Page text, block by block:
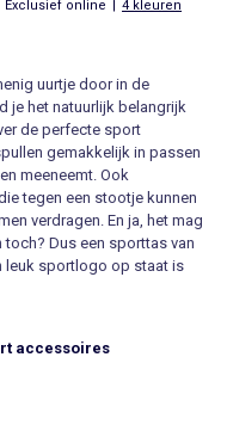
Exclusief online | 4 kleuren
uurtje door in de
je het natuurlijk belangrijk
de perfecte sport
gemakkelijk in passen
meeneemt. Ook
tegen een stootje kunnen
verdragen. En ja, het mag
Dus een sporttas van
leuk sportlogo op staat is
bestellen zonder dat je er
accessoires